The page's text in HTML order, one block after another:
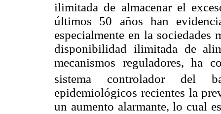
ilimitada de almacenar el
últimos 50 años han
especialmente en la sociedades
disponibilidad ilimitada de
mecanismos reguladores, ha
sistema controlador del
epidemiológicos recientes la
un aumento alarmante, lo cual